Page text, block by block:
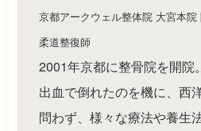
京都アークウェル整体院 大宮本院
柔道整復師
2001年京都に整骨院を開院
出血で倒れたのを機に、西
問わず、様々な療法や養生